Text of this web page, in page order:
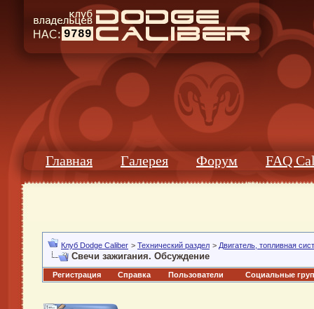
9789
Главная Галерея Форум FAQ
Клуб Dodge Caliber > Технический раздел > Двигатель, топливная
Cвечи зажигания. Обсуждение
Регистрация Справка Пользователи Социальные